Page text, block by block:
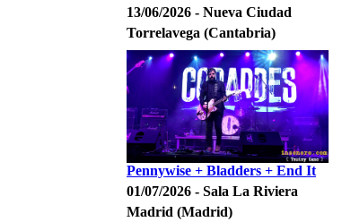
13/06/2026 - Nueva Ciudad
Torrelavega (Cantabria)
Pennywise + Bladders + End It
01/07/2026 - Sala La Riviera
Madrid (Madrid)